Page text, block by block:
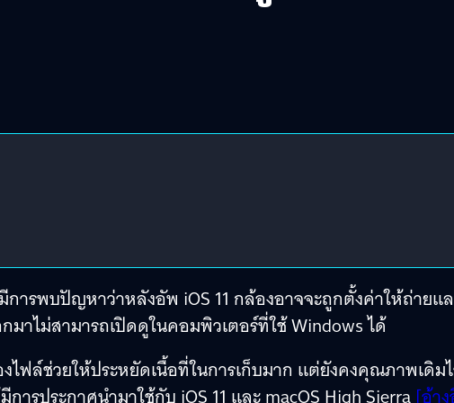
ารพบปัญหาว่าหลังอัพ iOS 11 กล้องอาจจะถูกตั้งค่าให้ถ่ายแ
าไม่สามารถเปิดดูในคอมพิวเตอร์ที่ใช้ Windows ได้
ฟล์ช่วยให้ประหยัดเนื้อที่ในการเก็บมาก แต่ยังคงคุณภาพเดิม
ารประกาศนำมาใช้กับ iOS 11 และ macOS High Sierra [อ้า